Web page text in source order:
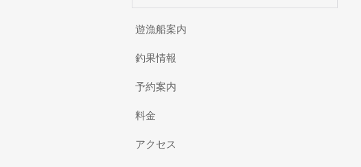
遊漁船案内
釣果情報
予約案内
料金
アクセス